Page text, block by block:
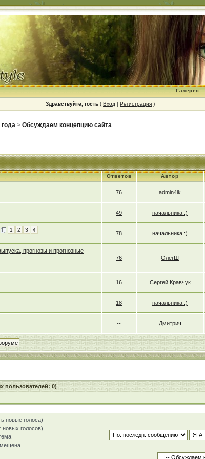
Галерея
Здравствуйте, гость ( Вход | Регистрация )
> Обсуждаем концепцию сайта
Ответов Автор
76 admin4ik
49 начальника :)
1 2 3 4
78 начальника :)
прогнозы и прогнозные
76 ОлегШ
16 Сергей Кравчук
18 начальника :)
-- Дмитрич
пользователей: 0)
новые голоса)
новых голосов)